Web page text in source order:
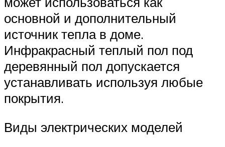
основной и дополнительный
источник тепла в доме.
Инфракрасный теплый пол под
деревянный пол допускается
устанавливать используя любые
покрытия.
Виды электрических моделей